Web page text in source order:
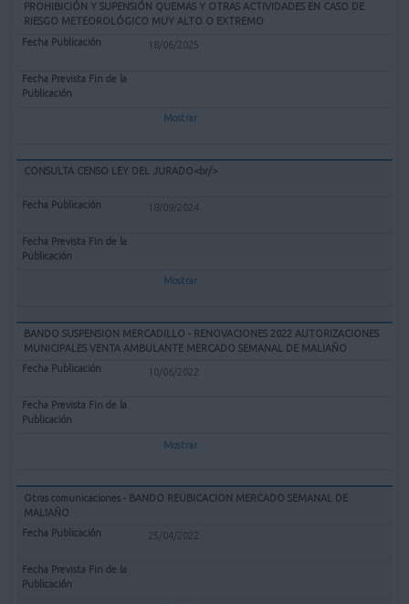
PROHIBICIÓN Y SUPENSIÓN QUEMAS Y OTRAS ACTIVIDADES EN CASO DE
RIESGO METEOROLÓGICO MUY ALTO O EXTREMO
18/06/2025
Mostrar
CONSULTA CENSO LEY DEL JURADO<br/>
18/09/2024
Mostrar
BANDO SUSPENSION MERCADILLO - RENOVACIONES 2022 AUTORIZACIONES
MUNICIPALES VENTA AMBULANTE MERCADO SEMANAL DE MALIAÑO
10/06/2022
Mostrar
Otras comunicaciones - BANDO REUBICACION MERCADO SEMANAL DE
MALIAÑO
25/04/2022